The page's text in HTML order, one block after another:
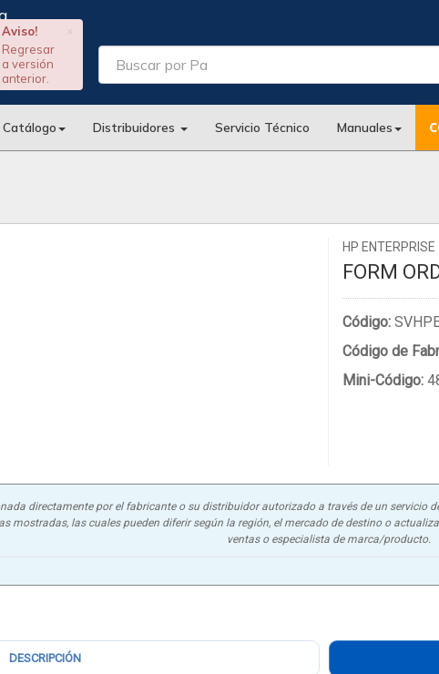
×
Aviso!
Regresar
a versión
anterior.
Catálogo Distribuidores Servicio Técnico Manuales
HP
FORM
Código:
Código de
Mini-Código:
directamente por el fabricante o su distribuidor autorizado a través de un servicio
mostradas, las cuales pueden diferir según la región, el mercado de destino o
ventas o especialista de marca/producto.
DESCRIPCIÓN